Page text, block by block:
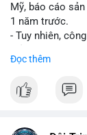
Mỹ, báo cáo
1 năm trước.
- Tuy nhiên,
- Sự tăng sản
Đọc thêm